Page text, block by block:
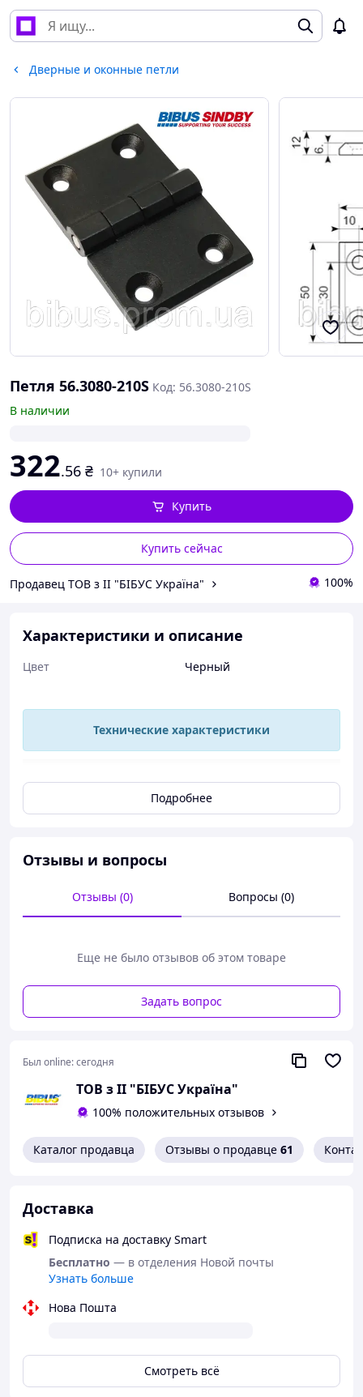
Дверные и оконные петли
Петля 56.3080-210S Код: 56.3080-210S
В наличии
322.56 ₴ 10+ купили
Купить сейчас
Купить
Продавец ТОВ з ІІ "БІБУС Україна" 100%
Характеристики и описание
Цвет Черный
Технические характеристики
Материал
литья, штифт из
Длина
12 мм
Монтажные отвестия
Подробнее
Отзывы и вопросы
Отзывы (0) Вопросы (0)
Еще не было отзывов об этом товаре
Задать вопрос
Был online:сегодня
ТОВ з ІІ "БІБУС Україна"
100% положительных отзывов
Каталог продавца Отзывы о продавце 61
Доставка
Подписка на доставку Smart
Бесплатно — в отделения Новой почты
Узнать больше
Нова Пошта
Смотреть всё